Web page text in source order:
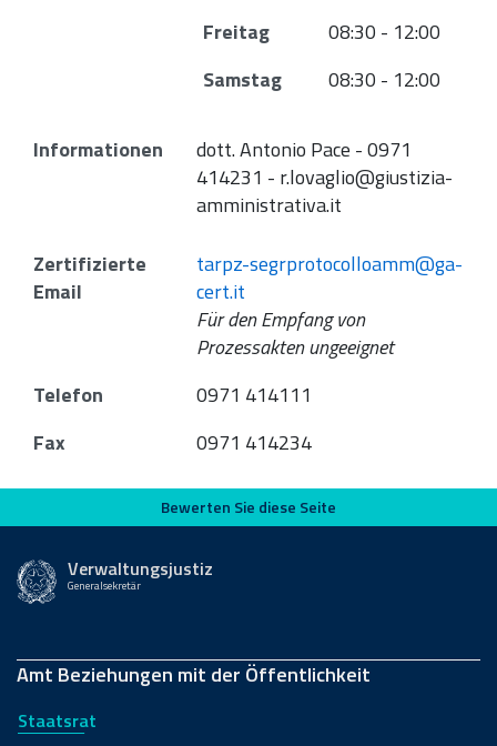
Freitag
08:30 - 12:00
Samstag
08:30 - 12:00
Informationen
dott. Antonio Pace - 0971
414231 - r.lovaglio@giustizia-
amministrativa.it
Zertifizierte
Email
tarpz-segrprotocolloamm@ga-
cert.it
Für den Empfang von
Prozessakten ungeeignet
Telefon
0971 414111
Fax
0971 414234
Bewerten Sie diese Seite
Bewerten Sie diese Seite
Verwaltungsjustiz
Generalsekretär
Amt Beziehungen mit der Öffentlichkeit
Staatsrat